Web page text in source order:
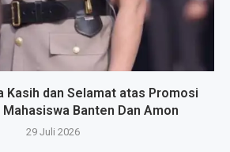
Kasih dan Selamat atas Promosi
Banten Dan Amon
29 Juli 2026